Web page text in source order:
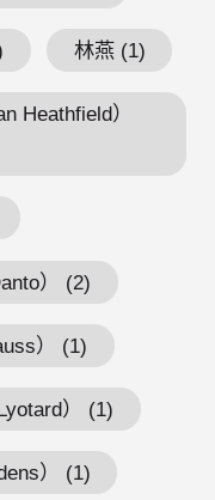
林燕 (1)
Heathfield）
） (2)
） (1)
） (1)
） (1)